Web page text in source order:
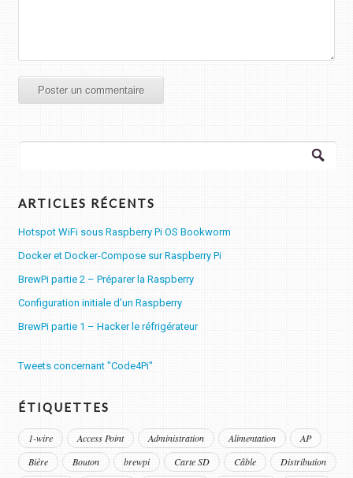
Rechercher :
ARTICLES RÉCENTS
Hotspot WiFi sous Raspberry Pi OS Bookworm
Docker et Docker-Compose sur Raspberry Pi
BrewPi partie 2 – Préparer la Raspberry
Configuration initiale d’un Raspberry
BrewPi partie 1 – Hacker le réfrigérateur
Tweets concernant "Code4Pi"
ÉTIQUETTES
1-wire Access Point Administration Alimentation
AP
Bière
Bouton brewpi Carte SD Câble
Distribution